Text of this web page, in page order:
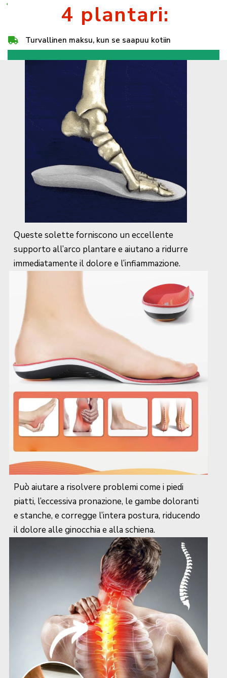
4 plantari:
Turvallinen maksu, kun se saapuu kotiin
Queste solette forniscono un eccellente
supporto all’arco plantare e aiutano a ridurre
immediatamente il dolore e l’infiammazione.
Può aiutare a risolvere problemi come i piedi
piatti, l’eccessiva pronazione, le gambe doloranti
e stanche, e corregge l’intera postura, riducendo
il dolore alle ginocchia e alla schiena.